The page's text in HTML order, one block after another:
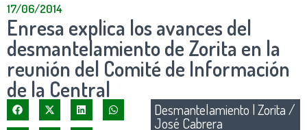
17/06/2014
Enresa explica los avances del
desmantelamiento de Zorita en la
reunión del Comité de Información
de la Central
Desmantelamiento |Zorita /
José Cabrera